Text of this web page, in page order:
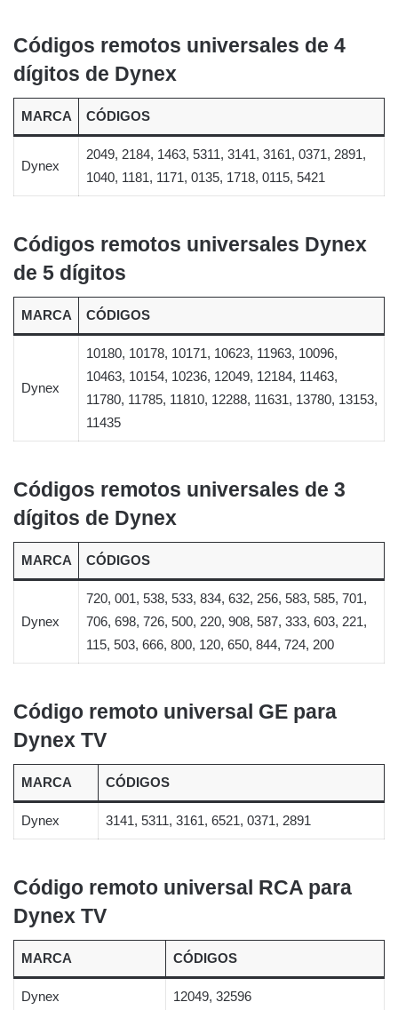
Códigos remotos universales de 4
dígitos de Dynex
MARCA CÓDIGOS
Dynex
2049, 2184, 1463, 5311, 3141, 3161, 0371, 2891,
1040, 1181, 1171, 0135, 1718, 0115, 5421
Códigos remotos universales Dynex
de 5 dígitos
MARCA CÓDIGOS
Dynex
10180, 10178, 10171, 10623, 11963, 10096,
10463, 10154, 10236, 12049, 12184, 11463,
11780, 11785, 11810, 12288, 11631, 13780, 13153,
11435
Códigos remotos universales de 3
dígitos de Dynex
MARCA CÓDIGOS
Dynex
720, 001, 538, 533, 834, 632, 256, 583, 585, 701,
706, 698, 726, 500, 220, 908, 587, 333, 603, 221,
115, 503, 666, 800, 120, 650, 844, 724, 200
Código remoto universal GE para
Dynex TV
MARCA CÓDIGOS
Dynex 3141, 5311, 3161, 6521, 0371, 2891
Código remoto universal RCA para
Dynex TV
MARCA CÓDIGOS
Dynex 12049, 32596